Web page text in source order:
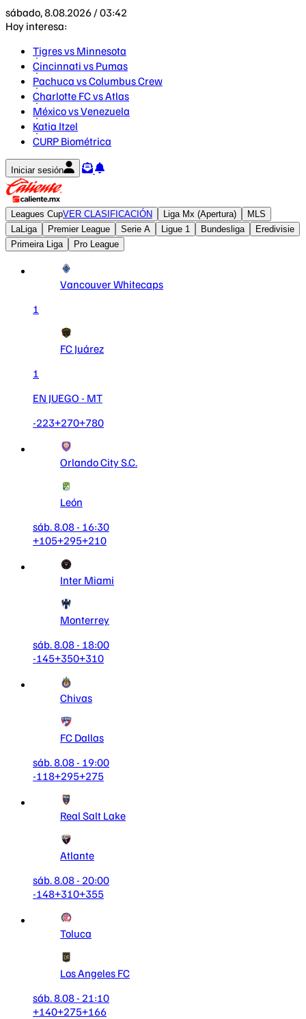
sábado, 8.08.2026 / 03:42
Hoy interesa:
Tigres vs Minnesota
Cincinnati vs Pumas
Pachuca vs Columbus Crew
Charlotte FC vs Atlas
México vs Venezuela
Katia Itzel
CURP Biométrica
Iniciar sesión
Leagues CupVER CLASIFICACIÓN Liga Mx (Apertura)
MLS
LaLiga
Premier League Serie A Ligue 1 Bundesliga
Eredivisie
Primeira Liga
Pro League
Vancouver Whitecaps
1
FC Juárez
1
EN JUEGO - MT
-223+270+780
Orlando City S.C.
León
sáb. 8.08 - 16:30
+105+295+210
Inter Miami
Monterrey
sáb. 8.08 - 18:00
-145+350+310
Chivas
FC Dallas
sáb. 8.08 - 19:00
-118+295+275
Real Salt Lake
Atlante
sáb. 8.08 - 20:00
-148+310+355
Toluca
Los Angeles FC
sáb. 8.08 - 21:10
+140+275+166